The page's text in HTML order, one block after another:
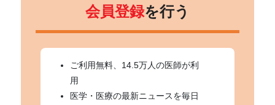
会員登録を行う
ご利用無料、14.5万人の医師が利
用
医学・医療の最新ニュースを毎日